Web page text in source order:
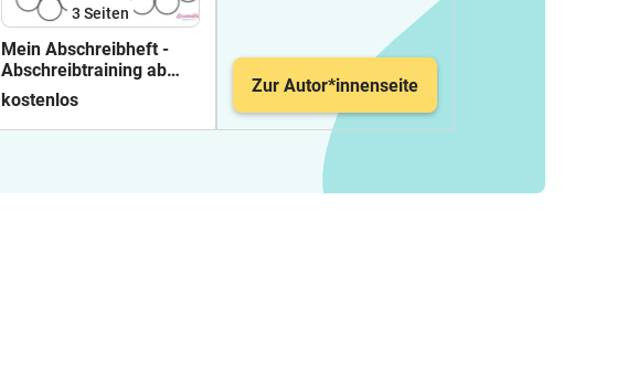
3 Seiten
Mein Abschreibheft -
Abschreibtraining ab
Klasse 1 bis 3 Deutsch
kostenlos
Zur Autor*innenseite